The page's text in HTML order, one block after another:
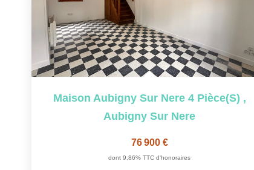
Maison Aubigny Sur Nere 4 Pièce(s) ,
Aubigny Sur Nere
76 900 €
dont 9,86% TTC d'honoraires